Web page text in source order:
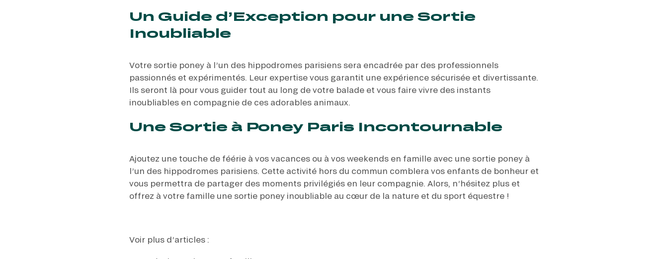
Un Guide d’Exception pour une Sortie
Inoubliable
Votre sortie poney à l’un des hippodromes parisiens sera encadrée par des professionnels
passionnés et expérimentés. Leur expertise vous garantit une expérience sécurisée et divertissante.
Ils seront là pour vous guider tout au long de votre balade et vous faire vivre des instants
inoubliables en compagnie de ces adorables animaux.
Une Sortie à Poney Paris Incontournable
Ajoutez une touche de féérie à vos vacances ou à vos weekends en famille avec une sortie poney à
l’un des hippodromes parisiens. Cette activité hors du commun comblera vos enfants de bonheur et
vous permettra de partager des moments privilégiés en leur compagnie. Alors, n’hésitez plus et
offrez à votre famille une sortie poney inoubliable au cœur de la nature et du sport équestre !
Voir plus d’articles :